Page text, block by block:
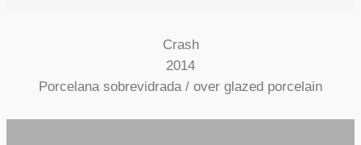
Crash
2014
Porcelana sobrevidrada / over glazed porcelain